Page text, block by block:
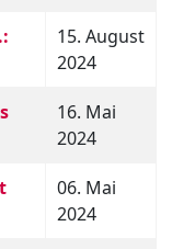
15. August
2024
16. Mai
2024
06. Mai
2024